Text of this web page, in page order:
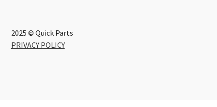
2025 © Quick Parts
PRIVACY POLICY